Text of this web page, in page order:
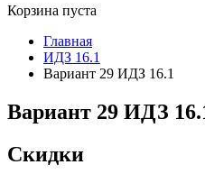
Корзина пуста
Главная
ИДЗ 16.1
Вариант 29 ИДЗ 16.1
Вариант 29 ИДЗ
Скидки